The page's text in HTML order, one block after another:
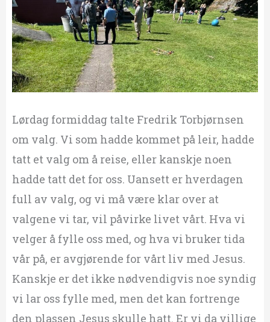
Lørdag formiddag talte Fredrik Torbjørnsen
om valg. Vi som hadde kommet på leir, hadde
tatt et valg om å reise, eller kanskje noen
hadde tatt det for oss. Uansett er hverdagen
full av valg, og vi må være klar over at
valgene vi tar, vil påvirke livet vårt. Hva vi
velger å fylle oss med, og hva vi bruker tida
vår på, er avgjørende for vårt liv med Jesus.
Kanskje er det ikke nødvendigvis noe syndig
vi lar oss fylle med, men det kan fortrenge
den plassen Jesus skulle hatt. Er vi da villige